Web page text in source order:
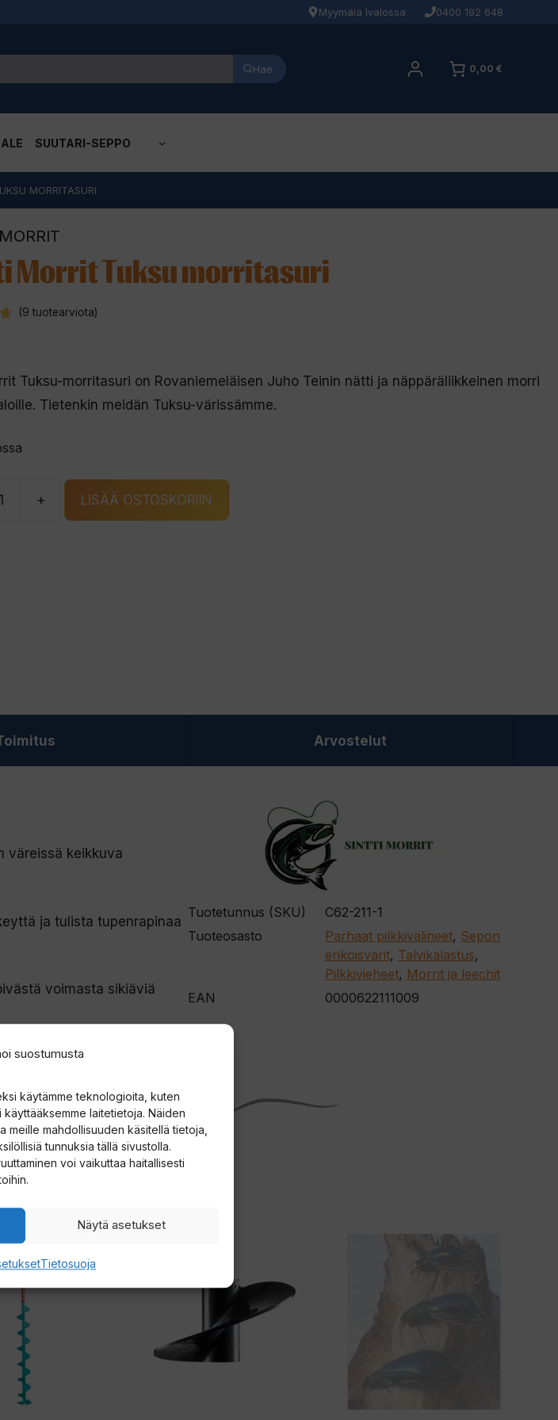
suostumusta
käytämme teknologioita, kuten
laitetietoja. Näiden
meille mahdollisuuden käsitellä tietoja,
tunnuksia tällä sivustolla.
voi vaikuttaa haitallisesti
Näytä asetukset
Tietosuoja
Myymälä Ivalossa 0400 192 648
Hae 0,00 €
ALE SUUTARI-SEPPO
MORRITASURI
Morrit Tuksu morritasuri
(9 tuotearviota)
Tuksu-morritasuri on Rovaniemeläisen Juho Teinin nätti ja näppäräliikkeinen morri
Tietenkin meidän Tuksu-värissämme.
+ LISÄÄ OSTOSKORIIN
Arvostelut
väreissä keikkuva
ja tulista tupenrapinaa
voimasta sikiäviä
Tuotetunnus (SKU)
C62-211-1
Tuoteosasto
Parhaat pilkkivälineet, Sepon
erikoisvärit, Talvikalastus,
Pilkkivieheet, Morrit ja leechit
EAN
0000622111009
on
muunnelma.
Voit
muunnelma.
tehdä
valinnat